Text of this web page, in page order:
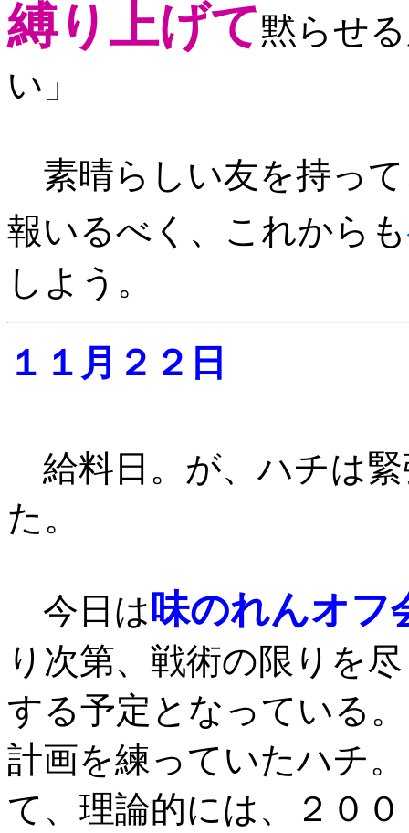
縛り上げて黙らせ
い」
素晴らしい友を持っ
報いるべく、これからも
しよう。
１１月２２日
給料日。が、ハチは
た。
今日は味のれんオフ
り次第、戦術の限りを
する予定となっている
計画を練っていたハチ
て、理論的には、２０